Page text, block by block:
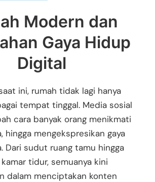
Modern dan
Gaya Hidup
Digital
ini, rumah tidak lagi hanya
tempat tinggal. Media sosial
cara banyak orang menikmati
hingga mengekspresikan gaya
Dari sudut ruang tamu hingga
tidur, semuanya kini
dalam menciptakan konten